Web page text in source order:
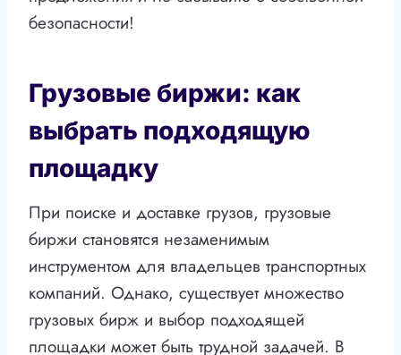
безопасности!
Грузовые биржи: как
выбрать подходящую
площадку
При поиске и доставке грузов, грузовые
биржи становятся незаменимым
инструментом для владельцев транспортных
компаний. Однако, существует множество
грузовых бирж и выбор подходящей
площадки может быть трудной задачей. В